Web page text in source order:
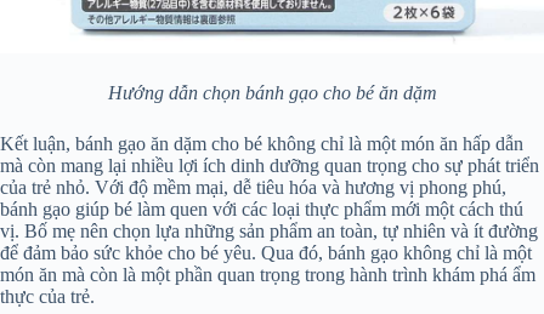
Hướng dẫn chọn bánh gạo cho bé ăn dặm
Kết luận, bánh gạo ăn dặm cho bé không chỉ là một món ăn hấp dẫn
mà còn mang lại nhiều lợi ích dinh dưỡng quan trọng cho sự phát triển
của trẻ nhỏ. Với độ mềm mại, dễ tiêu hóa và hương vị phong phú,
bánh gạo giúp bé làm quen với các loại thực phẩm mới một cách thú
vị. Bố mẹ nên chọn lựa những sản phẩm an toàn, tự nhiên và ít đường
để đảm bảo sức khỏe cho bé yêu. Qua đó, bánh gạo không chỉ là một
món ăn mà còn là một phần quan trọng trong hành trình khám phá ẩm
thực của trẻ.